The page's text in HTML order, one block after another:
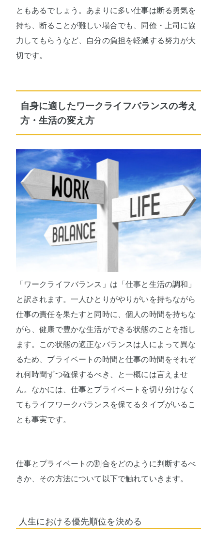
ともあるでしょう。あまりに多い仕事は断る勇気を
持ち、断ることが難しい場合でも、同僚・上司に協
力してもらうなど、自分の負担を軽減する努力が大
切です。
自身に適したワークライフバランスの考え
方・生活の変え方
「ワークライフバランス」は「仕事と生活の調和」
と訳されます。一人ひとりがやりがいを持ちながら
仕事の責任を果たすと同時に、個人の時間を持ちな
がら、健康で豊かな生活ができる状態のことを指し
ます。この状態の適正なバランスは人によって異な
るため、プライベートの時間と仕事の時間をそれぞ
れ何時間ずつ確保するべき、と一概には言えませ
ん。なかには、仕事とプライベートを切り分けなく
てもライフワークバランスを保てるタイプがいるこ
とも事実です。
仕事とプライベートの割合をどのように判断するべ
きか、その方法について以下で触れていきます。
人生における優先順位を決める